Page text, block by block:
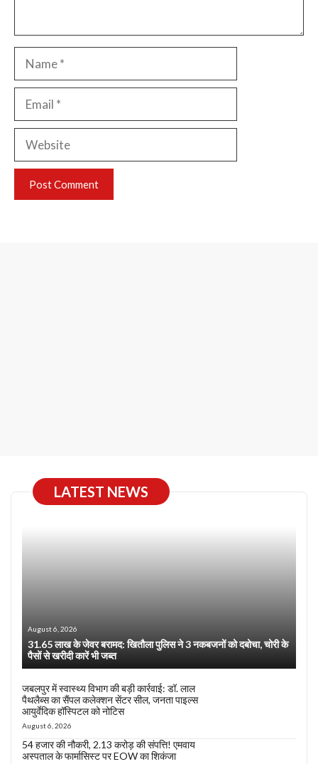
Name
Email
Website
LATEST NEWS
August 6, 2026
31.65 लाख के जेवर बरामद: खितौला पुलिस ने 3 नकबजनों को दबोचा, चोरी के
पैसों से खरीदी कारें भी जब्त
जबलपुर में स्वास्थ्य विभाग की बड़ी कार्रवाई: डॉ. लाल
पैथलैब्स का सैंपल कलेक्शन सेंटर सील, जनता पाइल्स
आयुर्वेदिक हॉस्पिटल को नोटिस
August 6, 2026
54 हजार की नौकरी, 2.13 करोड़ की संपत्ति! एमवाय
अस्पताल के फार्मासिस्ट पर EOW का शिकंजा